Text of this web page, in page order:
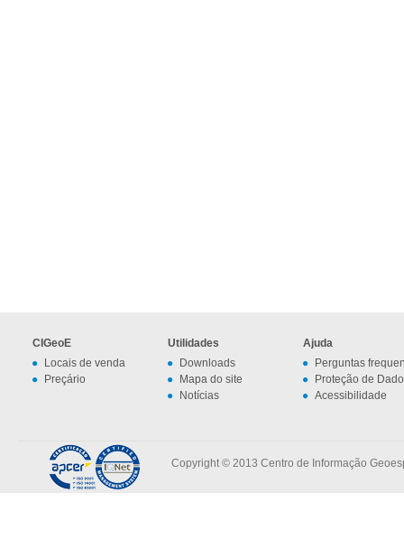
CIGeoE
Locais de venda
Preçário
Utilidades
Downloads
Mapa do site
Notícias
Ajuda
Perguntas
Proteção de
Acessibilidade
Copyright © 2013 Centro de Informação